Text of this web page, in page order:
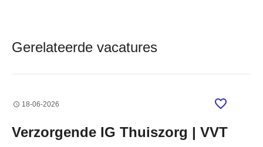
Gerelateerde vacatures
18-06-2026
Verzorgende IG Thuiszorg | VVT